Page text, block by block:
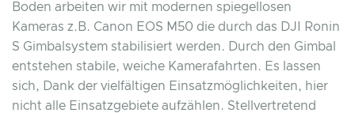
Boden arbeiten wir mit modernen spiegellosen
Kameras z.B. Canon EOS M50 die durch das DJI Ronin
S Gimbalsystem stabilisiert werden. Durch den Gimbal
entstehen stabile, weiche Kamerafahrten. Es lassen
sich, Dank der vielfältigen Einsatzmöglichkeiten, hier
nicht alle Einsatzgebiete aufzählen. Stellvertretend